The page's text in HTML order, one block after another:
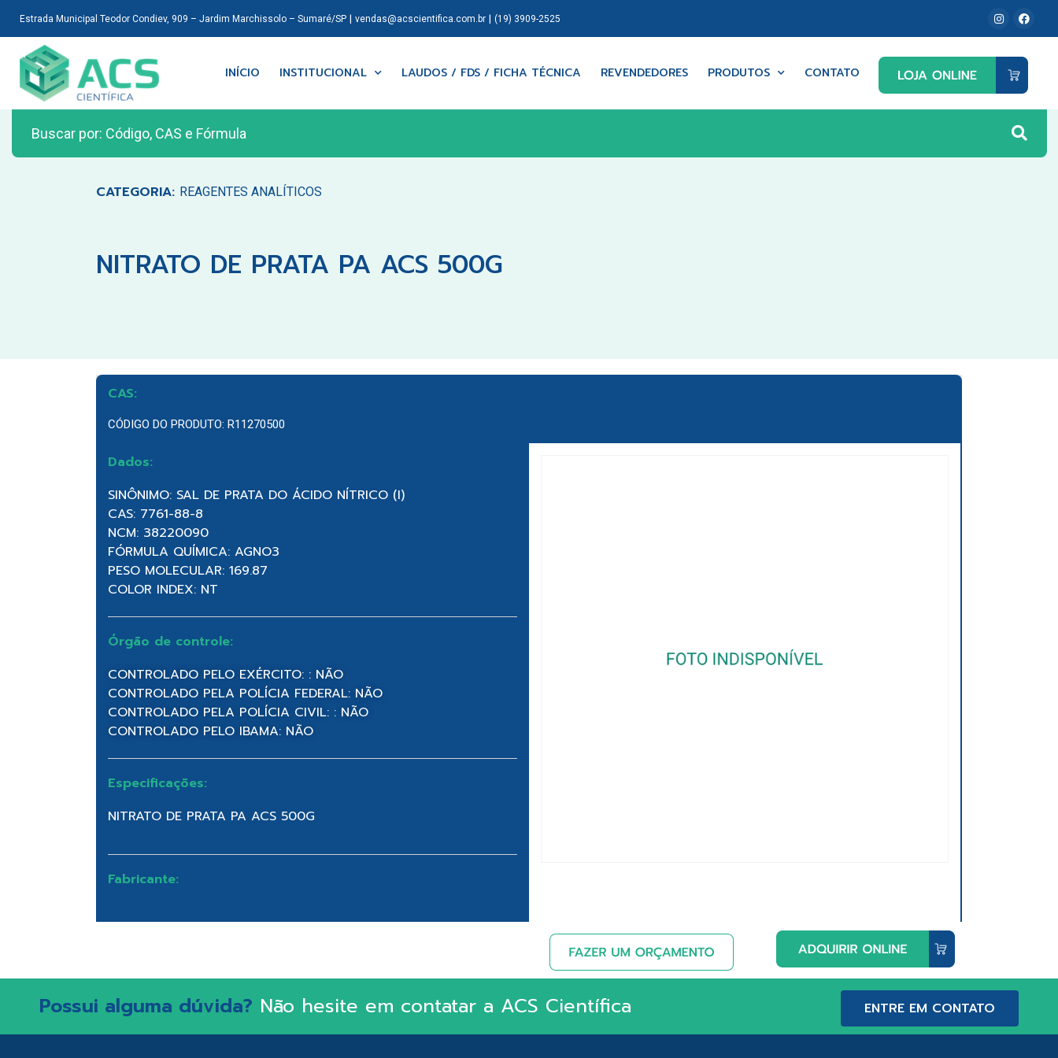
Estrada Municipal Teodor Condiev, 909 – Jardim Marchissolo – Sumaré/SP| vendas@acscientifica.com.br| (19) 3909-2525
INÍCIO INSTITUCIONAL LAUDOS / FDS / FICHA TÉCNICA REVENDEDORES PRODUTOS CONTATO
CATEGORIA: REAGENTES ANALÍTICOS
NITRATO DE PRATA PA ACS 500G
CAS:
CÓDIGO DO PRODUTO: R11270500
Dados:
SINÔNIMO: SAL DE PRATA DO ÁCIDO NÍTRICO (I)
CAS: 7761-88-8
NCM: 38220090
FÓRMULA QUÍMICA: AGNO3
PESO MOLECULAR: 169.87
COLOR INDEX: NT
Órgão de controle:
CONTROLADO PELO EXÉRCITO: : NÃO
CONTROLADO PELA POLÍCIA FEDERAL: NÃO
CONTROLADO PELA POLÍCIA CIVIL: : NÃO
CONTROLADO PELO IBAMA: NÃO
Especificações:
NITRATO DE PRATA PA ACS 500G
Fabricante:
Possui alguma dúvida? Não hesite em contatar a ACS Científica ENTRE EM CONTATO